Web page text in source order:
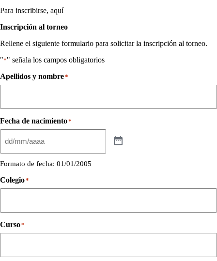
Para inscribirse, aquí
Inscripción al torneo
Rellene el siguiente formulario para solicitar la inscripción al torneo.
"*" señala los campos obligatorios
Apellidos y nombre*
Fecha de nacimiento*
Formato de fecha: 01/01/2005
Colegio*
Curso*